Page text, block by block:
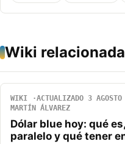
Wiki relacionada
WIKI ACTUALIZADO 3
MARTÍN ÁLVAREZ
Dólar blue hoy: qué
paralelo y qué tener